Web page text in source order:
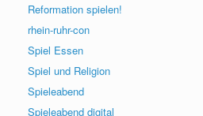
Reformation spielen!
rhein-ruhr-con
Spiel Essen
Spiel und Religion
Spieleabend
Spieleabend digital